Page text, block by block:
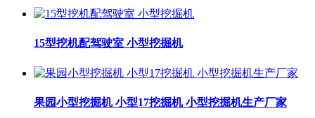
15型挖机配驾驶室 小型挖掘机
果园小型挖掘机 小型17挖掘机 小型挖掘机生产厂家